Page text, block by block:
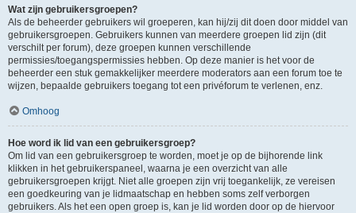
Wat zijn gebruikersgroepen?
Als de beheerder gebruikers wil groeperen, kan hij/zij dit doen door middel van
gebruikersgroepen. Gebruikers kunnen van meerdere groepen lid zijn (dit
verschilt per forum), deze groepen kunnen verschillende
permissies/toegangspermissies hebben. Op deze manier is het voor de
beheerder een stuk gemakkelijker meerdere moderators aan een forum toe te
wijzen, bepaalde gebruikers toegang tot een privéforum te verlenen, enz.
Omhoog
Hoe word ik lid van een gebruikersgroep?
Om lid van een gebruikersgroep te worden, moet je op de bijhorende link
klikken in het gebruikerspaneel, waarna je een overzicht van alle
gebruikersgroepen krijgt. Niet alle groepen zijn vrij toegankelijk, ze vereisen
een goedkeuring van je lidmaatschap en hebben soms zelf verborgen
gebruikers. Als het een open groep is, kan je lid worden door op de hiervoor